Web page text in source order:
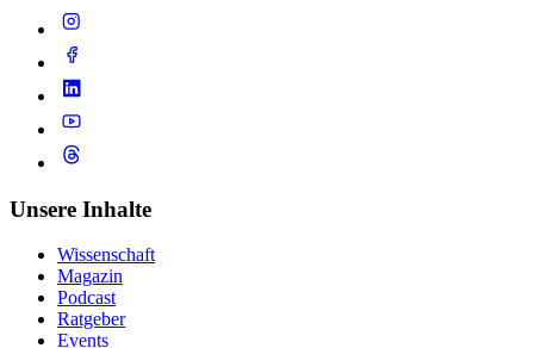
Unsere Inhalte
Wissenschaft
Magazin
Podcast
Ratgeber
Events